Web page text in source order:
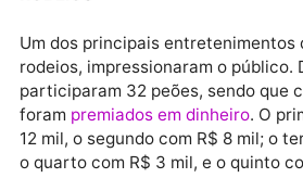
dos rodeios.